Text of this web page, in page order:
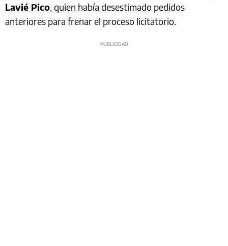
Lavié Pico, quien había desestimado pedidos
anteriores para frenar el proceso licitatorio.